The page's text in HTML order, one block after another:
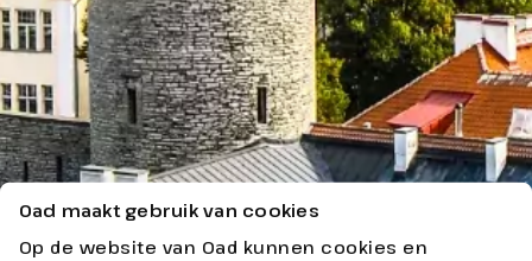
Oad maakt gebruik van cookies
Op de website van Oad kunnen cookies en